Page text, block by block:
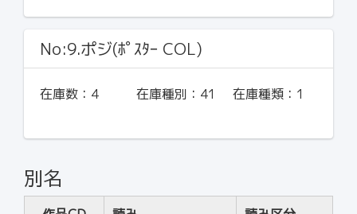
No:9.ポジ(ﾎﾟｽﾀｰ COL)
在庫数： 4 在庫種別： 41 在庫種類： 1
別名